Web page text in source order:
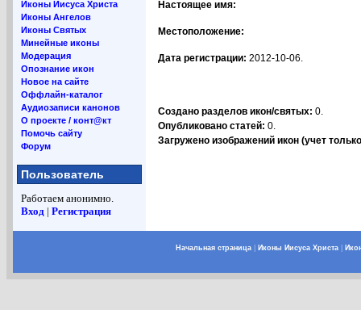
Иконы Иисуса Христа
Иконы Ангелов
Иконы Святых
Минейные иконы
Модерация
Опознание икон
Новое на сайте
Оффлайн-каталог
Аудиозаписи канонов
О проекте / конт@кт
Помочь сайту
Форум
Пользователь
Работаем анонимно.
Вход | Регистрация
Настоящее имя:
Местоположение:
Дата регистрации: 2012-10-06.
Создано разделов икон/святых: 0.
Опубликовано статей: 0.
Загружено изображений икон (учет
Начальная страница| Иконы Иисуса Христа|